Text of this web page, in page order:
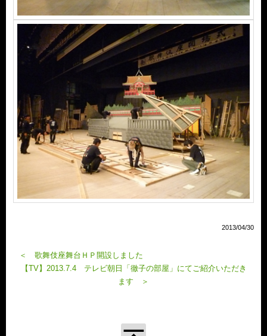
2013/04/30
＜ 歌舞伎座舞台ＨＰ開設しました
【TV】2013.7.4 テレビ朝日「徹子の部屋」にてご紹介いただき
ます ＞